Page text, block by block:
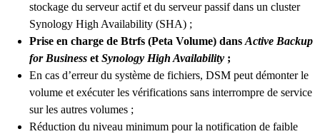
stockage du serveur actif et du serveur passif dans un cluster
Synology High Availability (SHA) ;
Prise en charge de Btrfs (Peta Volume) dans Active Backup
for Business et Synology High Availability ;
En cas d’erreur du système de fichiers, DSM peut démonter le
volume et exécuter les vérifications sans interrompre de service
sur les autres volumes ;
Réduction du niveau minimum pour la notification de faible